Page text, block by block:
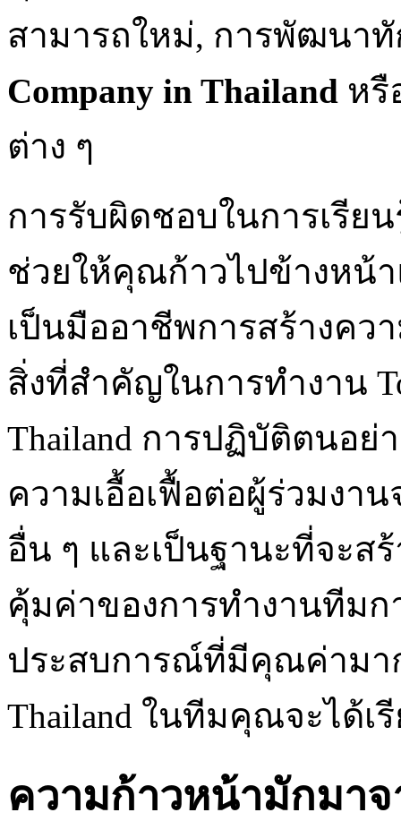
สามารถใหม่, การพัฒนา
Company in Thailand หรื
ต่าง ๆ
การรับผิดชอบในการเรีย
ช่วยให้คุณก้าวไปข้างหน้
เป็นมืออาชีพการสร้างคว
สิ่งที่สำคัญในการทำงาน
Thailand การปฏิบัติตนอย่
ความเอื้อเฟื้อต่อผู้ร่วมงา
อื่น ๆ และเป็นฐานะที่จะส
คุ้มค่าของการทำงานทีม
ประสบการณ์ที่มีคุณค่ามาก
Thailand ในทีมคุณจะได้เ
ความก้าวหน้ามักมาจ